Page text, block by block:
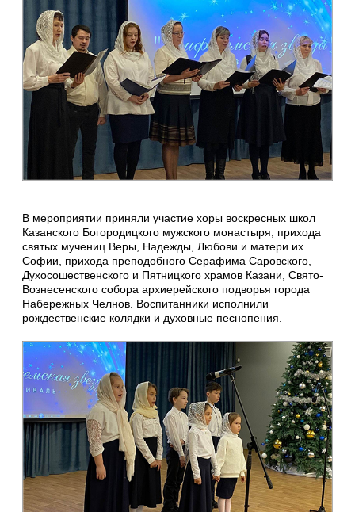
В мероприятии приняли участие хоры воскресных школ
Казанского Богородицкого мужского монастыря, прихода
святых мучениц Веры, Надежды, Любови и матери их
Софии, прихода преподобного Серафима Саровского,
Духосошественского и Пятницкого храмов Казани, Свято-
Вознесенского собора архиерейского подворья города
Набережных Челнов. Воспитанники исполнили
рождественские колядки и духовные песнопения.